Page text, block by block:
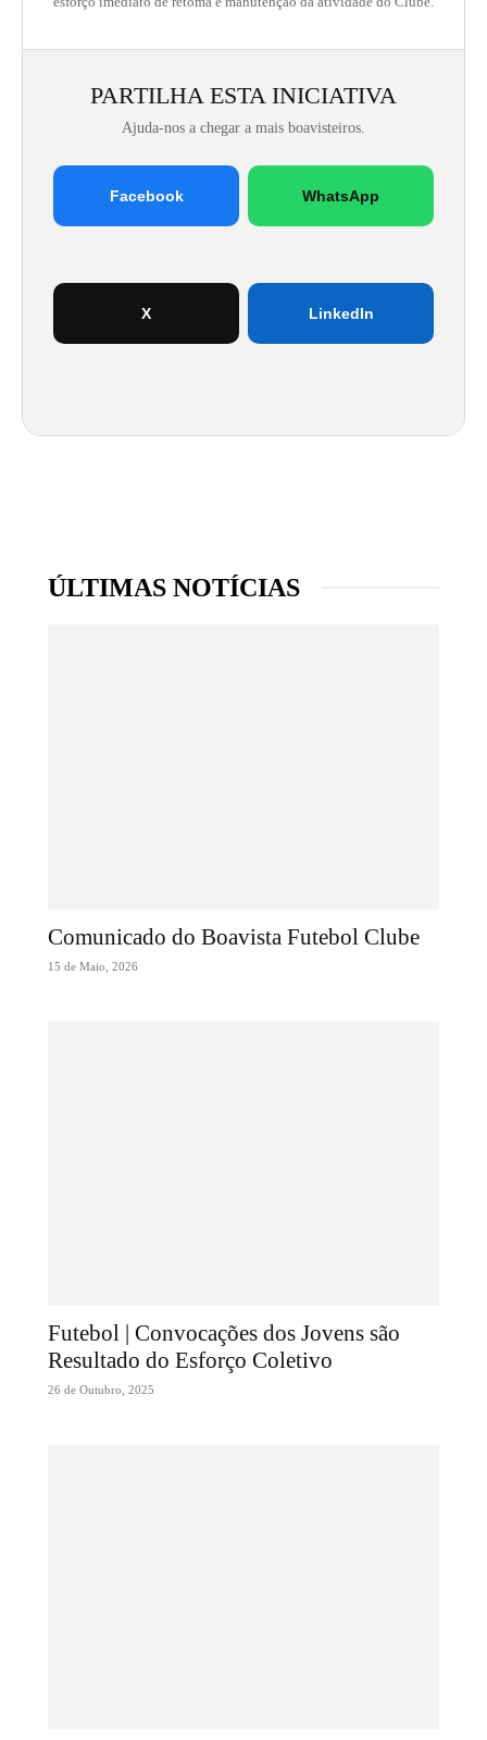
PARTILHA ESTA INICIATIVA
Ajuda-nos a chegar a mais boavisteiros.
Facebook WhatsApp
X LinkedIn
ÚLTIMAS NOTÍCIAS
Comunicado do Boavista Futebol Clube
15 de Maio, 2026
Futebol | Convocações dos Jovens são
Resultado do Esforço Coletivo
26 de Outubro, 2025